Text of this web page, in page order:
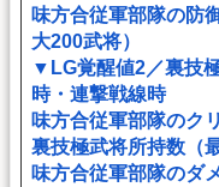
味方合従軍部隊の防
大200武将）
▼LG覚醒値2／裏技
時・連撃戦線時
味方合従軍部隊のク
裏技極武将所持数（
味方合従軍部隊のダ